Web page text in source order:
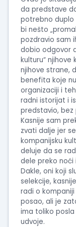
da predstave
potrebno duplo
bi nešto
pozdravio sam
dobio odgovor
kulturu“
njihove strane,
benefita koje
organizaciji i
radni istorijat i
predstavio,
Kasnije sam
zvati dalje jer
kompanijsku
deluje da se
dele preko
Dakle, oni koji
selekcije,
radi o
posao, ali je
ima toliko
udvoje.